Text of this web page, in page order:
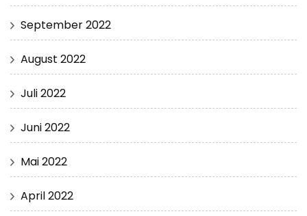
September 2022
August 2022
Juli 2022
Juni 2022
Mai 2022
April 2022